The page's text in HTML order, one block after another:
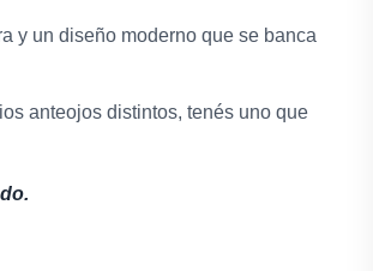
y un diseño moderno que se banca
anteojos distintos, tenés uno que